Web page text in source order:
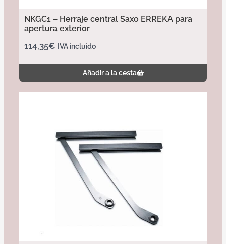
NKGC1 – Herraje central Saxo ERREKA para
apertura exterior
114,35€ IVA incluido
Añadir a la cesta